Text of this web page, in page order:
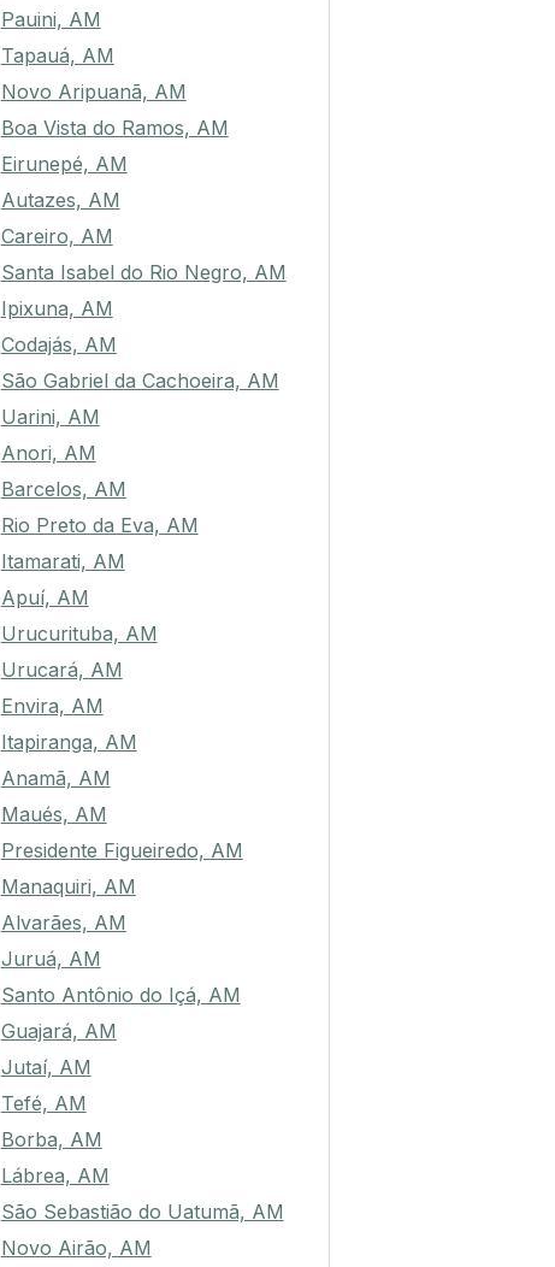
Pauini, AM
Tapauá, AM
Novo Aripuanã, AM
Boa Vista do Ramos, AM
Eirunepé, AM
Autazes, AM
Careiro, AM
Santa Isabel do Rio Negro, AM
Ipixuna, AM
Codajás, AM
São Gabriel da Cachoeira, AM
Uarini, AM
Anori, AM
Barcelos, AM
Rio Preto da Eva, AM
Itamarati, AM
Apuí, AM
Urucurituba, AM
Urucará, AM
Envira, AM
Itapiranga, AM
Anamã, AM
Maués, AM
Presidente Figueiredo, AM
Manaquiri, AM
Alvarães, AM
Juruá, AM
Santo Antônio do Içá, AM
Guajará, AM
Jutaí, AM
Tefé, AM
Borba, AM
Lábrea, AM
São Sebastião do Uatumã, AM
Novo Airão, AM